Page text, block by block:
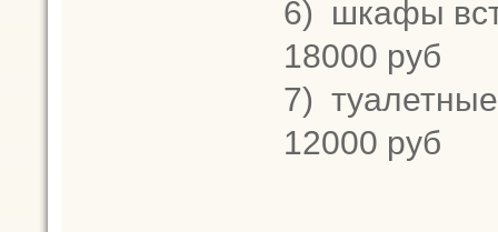
6) шкафы
18000 руб
7)
12000 руб